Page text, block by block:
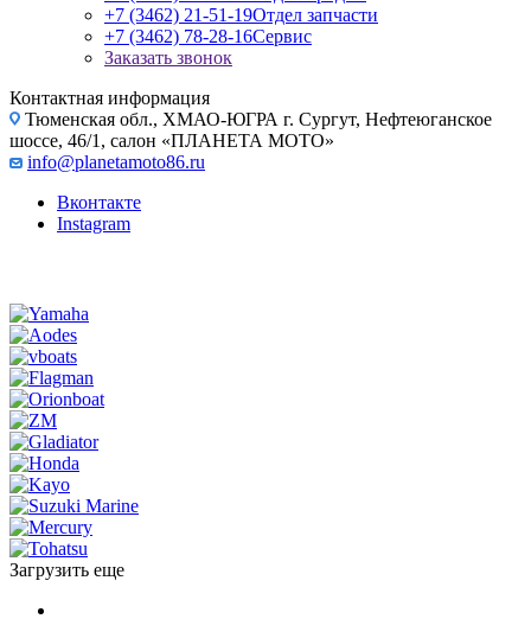
+7 (3462) 21-51-19Отдел запчасти
+7 (3462) 78-28-16Сервис
Заказать звонок
Контактная информация
Тюменская обл., ХМАО-ЮГРА г. Сургут, Нефтеюганское
шоссе, 46/1, салон «ПЛАНЕТА МОТО»
info@planetamoto86.ru
Вконтакте
Instagram
Загрузить еще